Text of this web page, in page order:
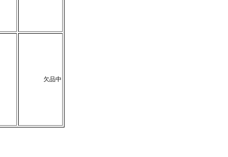
欠品中